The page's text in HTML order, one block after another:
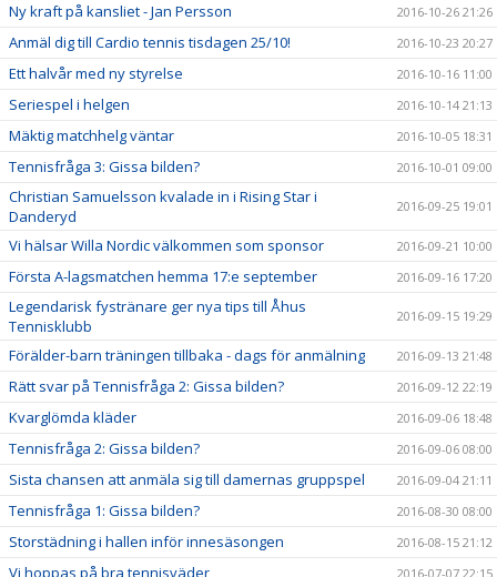
Ny kraft på kansliet - Jan Persson 2016-10-26 21:26
Anmäl dig till Cardio tennis tisdagen 25/10! 2016-10-23 20:27
Ett halvår med ny styrelse 2016-10-16 11:00
Seriespel i helgen 2016-10-14 21:13
Mäktig matchhelg väntar 2016-10-05 18:31
Tennisfråga 3: Gissa bilden? 2016-10-01 09:00
Christian Samuelsson kvalade in i Rising Star i
Danderyd
2016-09-25 19:01
Vi hälsar Willa Nordic välkommen som sponsor 2016-09-21 10:00
Första A-lagsmatchen hemma 17:e september 2016-09-16 17:20
Legendarisk fystränare ger nya tips till Åhus
Tennisklubb
2016-09-15 19:29
Förälder-barn träningen tillbaka - dags för anmälning 2016-09-13 21:48
Rätt svar på Tennisfråga 2: Gissa bilden? 2016-09-12 22:19
Kvarglömda kläder 2016-09-06 18:48
Tennisfråga 2: Gissa bilden? 2016-09-06 08:00
Sista chansen att anmäla sig till damernas gruppspel 2016-09-04 21:11
Tennisfråga 1: Gissa bilden? 2016-08-30 08:00
Storstädning i hallen inför innesäsongen 2016-08-15 21:12
Vi hoppas på bra tennisväder 2016-07-07 22:15